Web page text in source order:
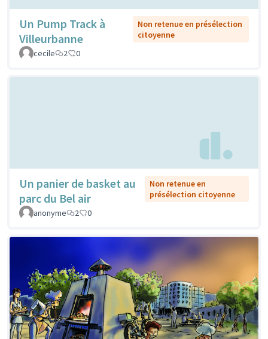
Un Pump Track à
Villeurbanne
Non retenue en présélection
citoyenne
cecile
2 0
Un panier de basket au
parc du Bel air
Non retenue en
présélection citoyenne
anonyme
2 0